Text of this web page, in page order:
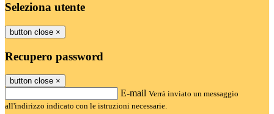
Seleziona utente
button close ×
Recupero password
button close ×
E-mail Verrà inviato un messaggio
all'indirizzo indicato con le istruzioni necessarie.